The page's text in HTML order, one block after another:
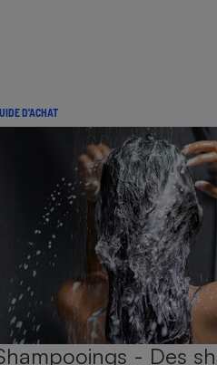
D'ACHAT
- Des